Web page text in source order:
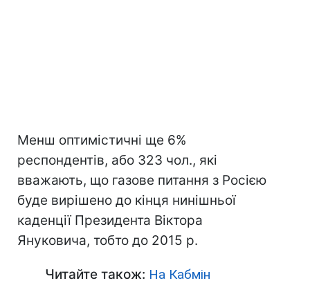
Менш оптимістичні ще 6%
респондентів, або 323 чол., які
вважають, що газове питання з Росією
буде вирішено до кінця нинішньої
каденції Президента Віктора
Януковича, тобто до 2015 р.
Читайте також: На Кабмін